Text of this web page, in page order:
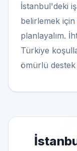
İstanbul'deki
belirlemek için
planlayalım.
Türkiye
ömürlü